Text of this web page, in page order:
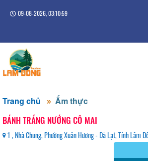
09-08-2026, 03:11:00
Trang chủ Ẩm thực
BÁNH TRÁNG NƯỚNG CÔ MAI
1 , Nhà Chung, Phường Xuân Hương - Đà Lạt, Tỉnh Lâm